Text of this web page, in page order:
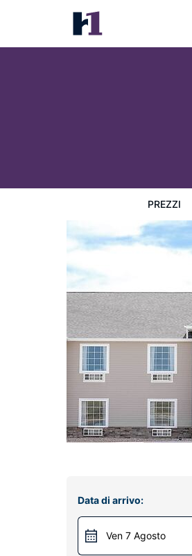
PREZZI
Iron Creek Inn & Suites
Prezzi
Data di arrivo:
Ven 7 Agosto